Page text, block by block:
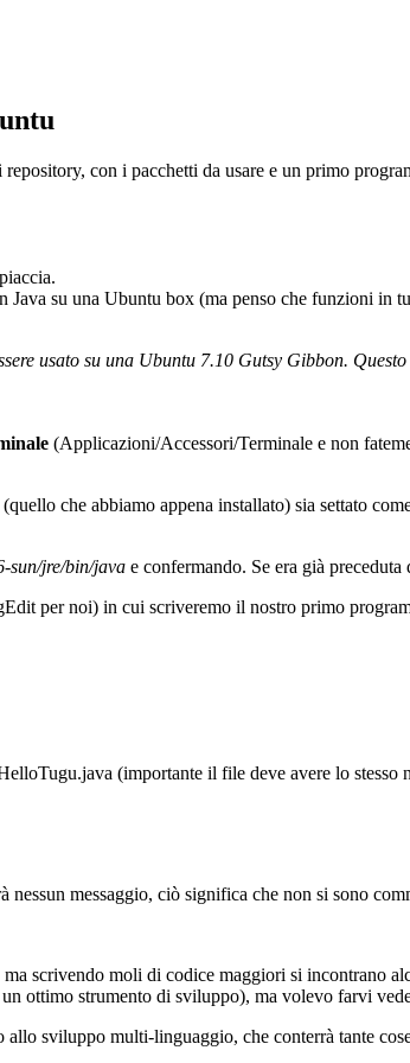
con i pacchetti da usare e un primo
su una Ubuntu box (ma penso che funzioni in
usato su una Ubuntu 7.10 Gutsy Gibbon.
(Applicazioni/Accessori/Terminale e non
che abbiamo appena installato) sia settato
sun/jre/bin/java e confermando. Se era già
per noi) in cui scriveremo il nostro primo
(importante il file deve avere lo stesso
messaggio, ciò significa che non si sono
scrivendo moli di codice maggiori si incontrano
ottimo strumento di sviluppo), ma volevo farvi
allo sviluppo multi-linguaggio, che conterrà tante